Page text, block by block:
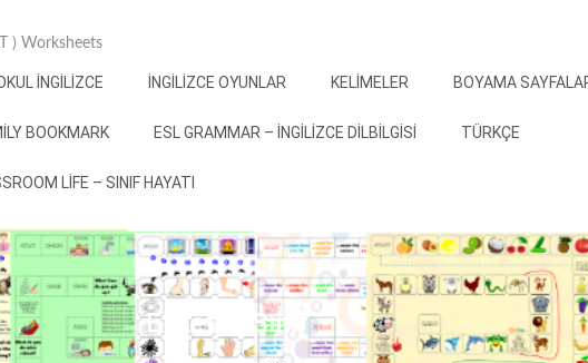
) Worksheets
İNGILIZCE İNGILIZCE OYUNLAR KELIMELER BOYAMA
BOOKMARK ESL GRAMMAR – İNGILIZCE DILBILGISI TÜRKÇE
LIFE – SINIF HAYATI
Etiket: 4.Sınıf